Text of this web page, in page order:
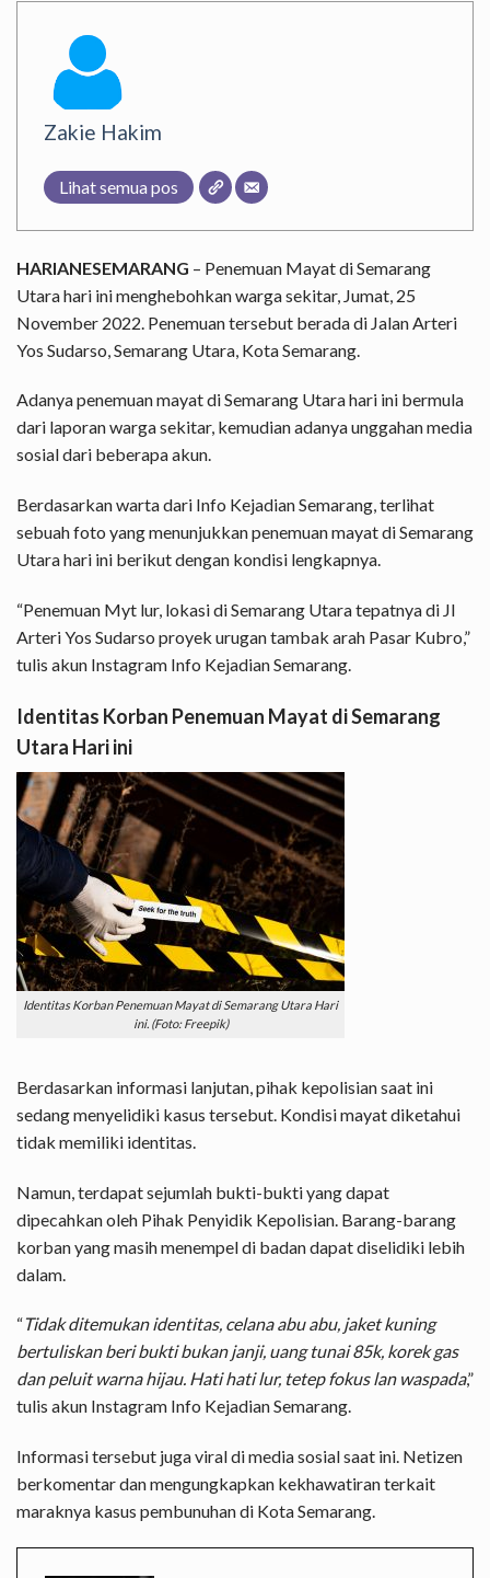
Zakie Hakim
Lihat semua pos
HARIANESEMARANG – Penemuan Mayat di Semarang
Utara hari ini menghebohkan warga sekitar, Jumat, 25
November 2022. Penemuan tersebut berada di Jalan Arteri
Yos Sudarso, Semarang Utara, Kota Semarang.
Adanya penemuan mayat di Semarang Utara hari ini bermula
dari laporan warga sekitar, kemudian adanya unggahan media
sosial dari beberapa akun.
Berdasarkan warta dari Info Kejadian Semarang, terlihat
sebuah foto yang menunjukkan penemuan mayat di Semarang
Utara hari ini berikut dengan kondisi lengkapnya.
“Penemuan Myt lur, lokasi di Semarang Utara tepatnya di Jl
Arteri Yos Sudarso proyek urugan tambak arah Pasar Kubro,”
tulis akun Instagram Info Kejadian Semarang.
Identitas Korban Penemuan Mayat di Semarang
Utara Hari ini
Identitas Korban Penemuan Mayat di Semarang Utara Hari
ini. (Foto:Freepik)
Berdasarkan informasi lanjutan, pihak kepolisiansaat ini
sedang menyelidiki kasus tersebut. Kondisi mayat diketahui
tidak memiliki identitas.
Namun, terdapat sejumlah bukti-bukti yang dapat
dipecahkan oleh Pihak Penyidik Kepolisian. Barang-barang
korban yang masih menempel di badan dapat diselidiki lebih
dalam.
“Tidak ditemukan identitas, celana abu abu, jaket kuning
bertuliskan beri bukti bukan janji, uang tunai 85k, korek gas
dan peluit warna hijau. Hati hati lur, tetep fokus lan waspada,”
tulis akun Instagram Info Kejadian Semarang.
Informasi tersebut juga viral di media sosial saat ini. Netizen
berkomentar dan mengungkapkan kekhawatiran terkait
maraknya kasus pembunuhan di Kota Semarang.